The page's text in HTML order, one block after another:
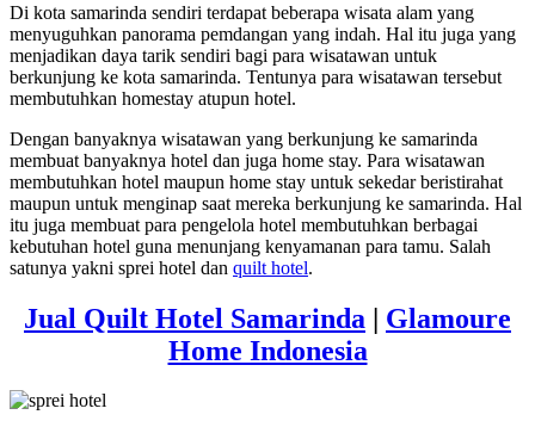
Di kota samarinda sendiri terdapat beberapa wisata alam yang
menyuguhkan panorama pemdangan yang indah. Hal itu juga yang
menjadikan daya tarik sendiri bagi para wisatawan untuk
berkunjung ke kota samarinda. Tentunya para wisatawan tersebut
membutuhkan homestay atupun hotel.
Dengan banyaknya wisatawan yang berkunjung ke samarinda
membuat banyaknya hotel dan juga home stay. Para wisatawan
membutuhkan hotel maupun home stay untuk sekedar beristirahat
maupun untuk menginap saat mereka berkunjung ke samarinda. Hal
itu juga membuat para pengelola hotel membutuhkan berbagai
kebutuhan hotel guna menunjang kenyamanan para tamu. Salah
satunya yakni sprei hotel dan quilt hotel.
Jual Quilt Hotel Samarinda | Glamoure
Home Indonesia